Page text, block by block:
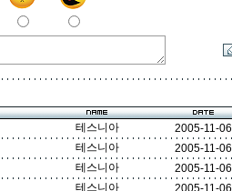
테스니아 2005-11-06
테스니아 2005-11-06
테스니아 2005-11-06
테스니아 2005-11-06